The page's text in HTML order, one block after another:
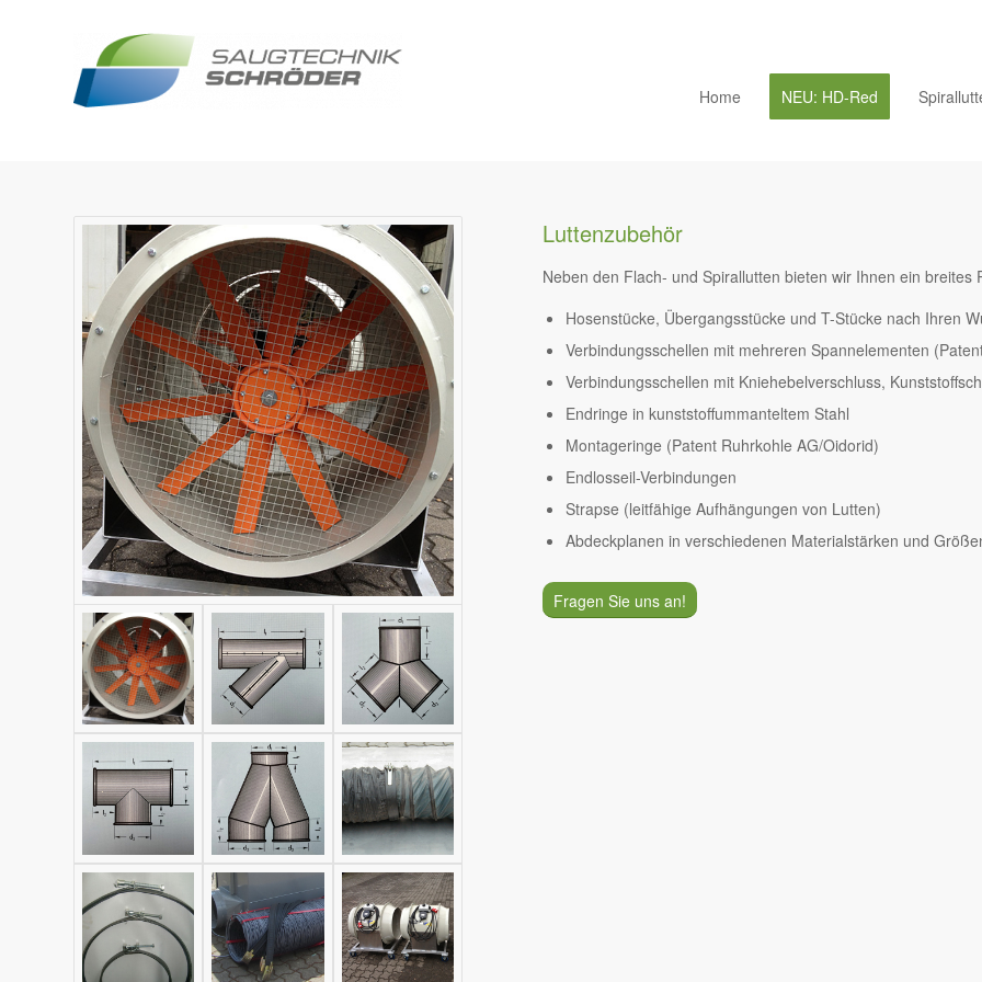
Home NEU: HD-Red
Luttenzubehör
Neben den Flach- und Spirallutten bieten wir Ihnen ein breites
Hosenstücke, Übergangsstücke und T-Stücke nach Ihren
Verbindungsschellen mit mehreren Spannelementen
Verbindungsschellen mit Kniehebelverschluss,
Endringe in kunststoffummanteltem Stahl
Montageringe (Patent Ruhrkohle AG/Oidorid)
Endlosseil-Verbindungen
Strapse (leitfähige Aufhängungen von Lutten)
Abdeckplanen in verschiedenen Materialstärken und
Fragen Sie uns an!